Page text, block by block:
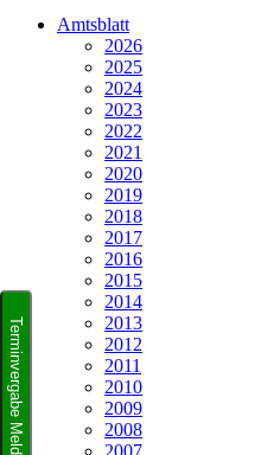
Amtsblatt
2026
2025
2024
2023
2022
2021
2020
2019
2018
2017
2016
2015
2014
2013
2012
2011
2010
2009
2008
2007
Terminvergabe Meldeamt